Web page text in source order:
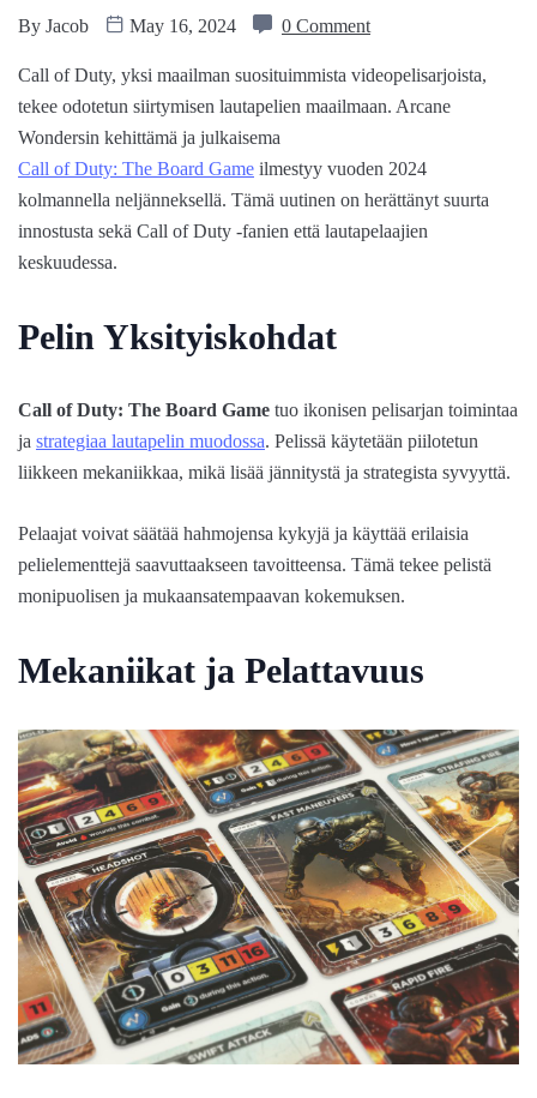
By Jacob May 16, 2024 0 Comment
Call of Duty, yksi maailman suosituimmista videopelisarjoista,
tekee odotetun siirtymisen lautapelien maailmaan. Arcane
Wondersin kehittämä ja julkaisema
Call of Duty: The Board Game ilmestyy vuoden 2024
kolmannella neljänneksellä. Tämä uutinen on herättänyt suurta
innostusta sekä Call of Duty -fanien että lautapelaajien
keskuudessa.
Pelin Yksityiskohdat
Call of Duty: The Board Game tuo ikonisen pelisarjan toimintaa
ja strategiaa lautapelin muodossa. Pelissä käytetään piilotetun
liikkeen mekaniikkaa, mikä lisää jännitystä ja strategista syvyyttä.
Pelaajat voivat säätää hahmojensa kykyjä ja käyttää erilaisia
pelielementtejä saavuttaakseen tavoitteensa. Tämä tekee pelistä
monipuolisen ja mukaansatempaavan kokemuksen.
Mekaniikat ja Pelattavuus